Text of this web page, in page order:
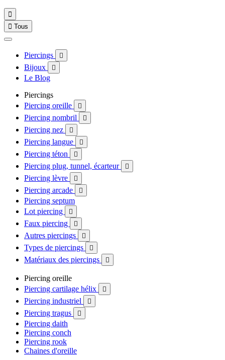

 Tous
Piercings 
Bijoux 
Le Blog
Piercings
Piercing oreille

Piercing nombril 
Piercing nez 
Piercing langue 
Piercing téton 
Piercing plug, tunnel, écarteur 
Piercing lèvre 
Piercing arcade 
Piercing septum
Lot piercing

Faux piercing 
Autres piercings 
Types de piercings 
Matériaux des piercings 
Piercing oreille
Piercing cartilage hélix

Piercing industriel 
Piercing tragus 
Piercing daith
Piercing conch
Piercing rook
Chaines d'oreille